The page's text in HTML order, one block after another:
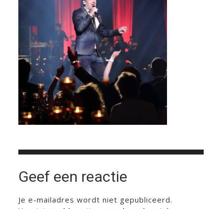
Geef een reactie
Je e-mailadres wordt niet gepubliceerd.